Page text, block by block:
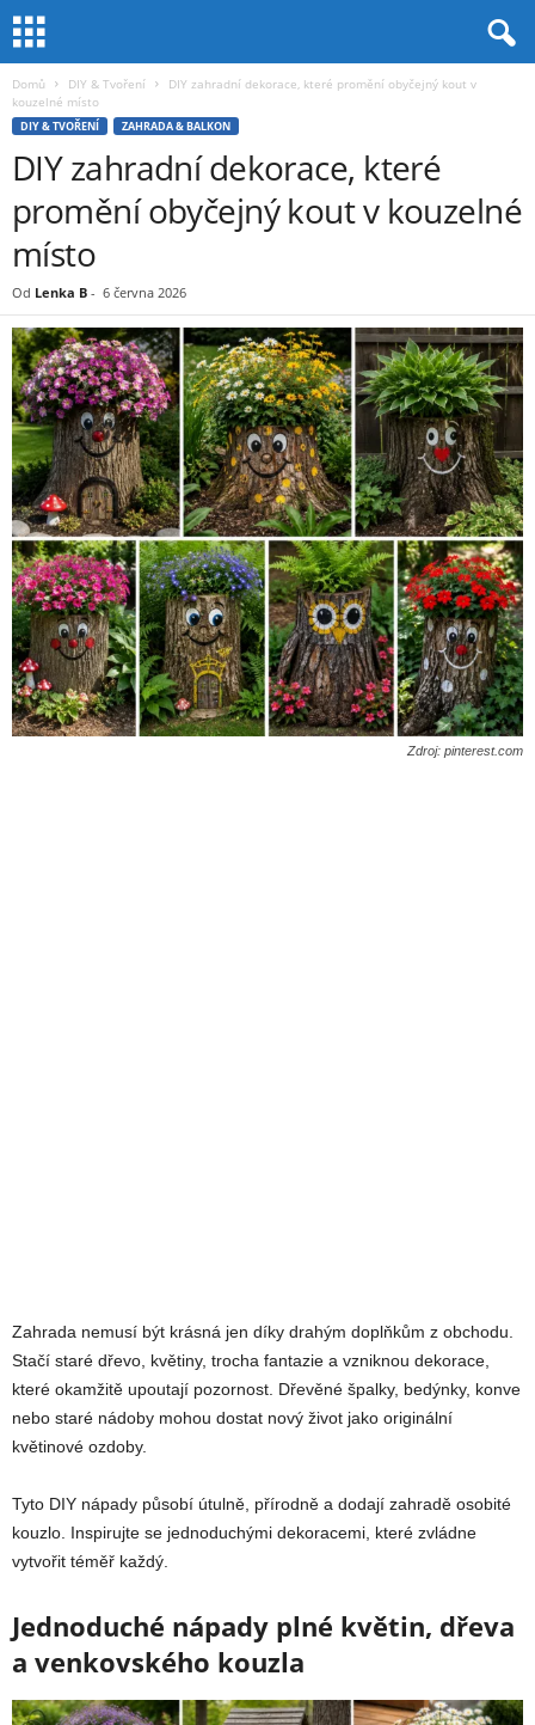
Domů DIY & Tvoření
DIY zahradní dekorace, které promění obyčejný kout v
kouzelné místo
DIY & TVOŘENÍ ZAHRADA & BALKON
DIY zahradní dekorace, které
promění obyčejný kout v kouzelné
místo
Od Lenka B - 6 června 2026
Zdroj: pinterest.com
Zahrada nemusí být krásná jen díky drahým doplňkům z obchodu.
Stačí staré dřevo, květiny, trocha fantazie a vzniknou dekorace,
které okamžitě upoutají pozornost. Dřevěné špalky, bedýnky, konve
nebo staré nádoby mohou dostat nový život jako originální
květinové ozdoby.
Tyto DIY nápady působí útulně, přírodně a dodají zahradě osobité
kouzlo. Inspirujte se jednoduchými dekoracemi, které zvládne
vytvořit téměř každý.
Jednoduché nápady plné květin, dřeva
a venkovského kouzla